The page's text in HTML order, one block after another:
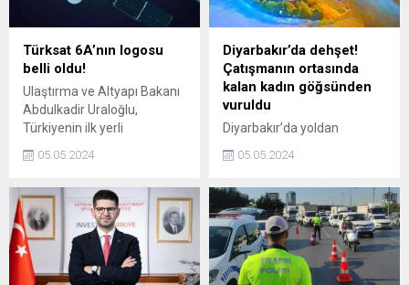
Türksat 6A’nın logosu
belli oldu!
Ulaştırma ve Altyapı Bakanı
Abdulkadir Uraloğlu,
Türkiyenin ilk yerli
6Anın logosunu
05.05.2024
Diyarbakır’da dehşet!
Çatışmanın ortasında
kalan kadın göğsünden
vuruldu
Diyarbakır’da yoldan
ortasında kalarak
S.’nin (61) hayati tehlikesi
devam ediyor.
05.05.2024